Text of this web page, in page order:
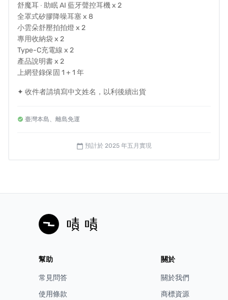
舒魔耳 ‧ 助眠 AI 藍牙聲控耳機 x 2
全罩式矽膠降噪耳塞 x 8
小雲朵舒壓拍拍燈 x 2
專用收納袋 x 2
Type-C充電線 x 2
產品說明書 x 2
上網登錄保固 1 + 1 年
✦ 收件者請填寫中文姓名，以利後續出貨
臺灣本島、離島免運
calendar_today 預計於 2025 年五月實現
幫助
常見問答
使用條款
關於
關於我們
商標資源